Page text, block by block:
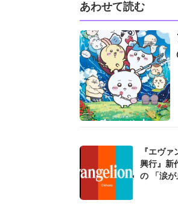
あわせて読む
『エヴ
興行』新
の 「涙